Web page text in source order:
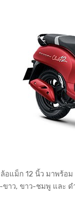
แม็ก 12 นิ้ว มาพร้อ
าว, ขาว-ชมพู และ